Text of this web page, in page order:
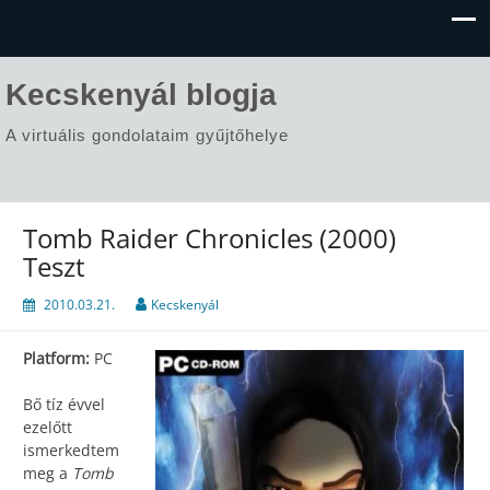
Kecskenyál blogja
A virtuális gondolataim gyűjtőhelye
Tomb Raider Chronicles (2000)
Teszt
2010.03.21. Kecskenyál
Platform: PC
Bő tíz évvel
ezelőtt
ismerkedtem
meg a Tomb